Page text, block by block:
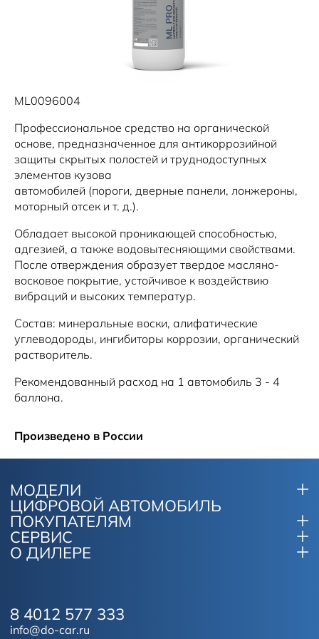
Новости
ML0096004
Профессиональное средство на органической
основе, предназначенное для антикоррозийной
защиты скрытых полостей и труднодоступных
элементов кузова
автомобилей (пороги, дверные панели, лонжероны,
моторный отсек и т. д.).
Обладает высокой проникающей способностью,
адгезией, а также водовытесняющими свойствами.
После отверждения образует твердое масляно-
восковое покрытие, устойчивое к воздействию
Состав: минеральные воски, алифатические
углеводороды, ингибиторы коррозии, органический
Рекомендованный расход на 1 автомобиль 3 - 4
баллона.
Произведено в России
МОДЕЛИ
ЦИФРОВОЙ АВТОМОБИЛЬ
ПОКУПАТЕЛЯМ
СЕРВИС
О ДИЛЕРЕ
8 4012 577 333
info@do-car.ru